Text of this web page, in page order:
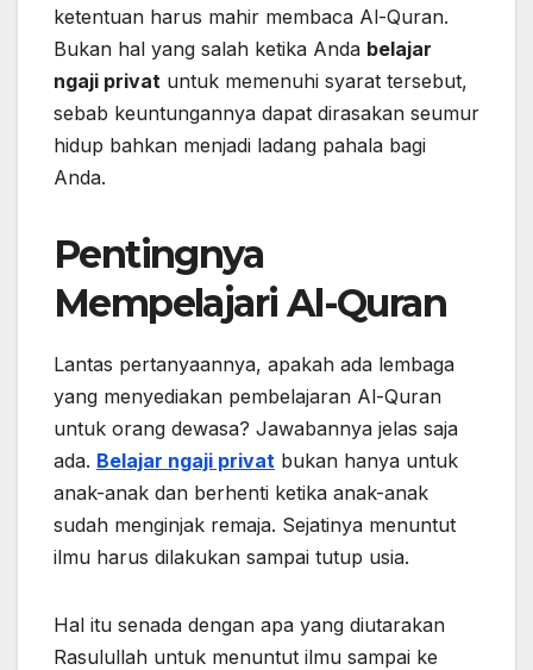
ketentuan harus mahir membaca Al-Quran.
Bukan hal yang salah ketika Anda belajar
ngaji privat untuk memenuhi syarat tersebut,
sebab keuntungannya dapat dirasakan seumur
hidup bahkan menjadi ladang pahala bagi
Anda.
Pentingnya
Mempelajari Al-Quran
Lantas pertanyaannya, apakah ada lembaga
yang menyediakan pembelajaran Al-Quran
untuk orang dewasa? Jawabannya jelas saja
ada. Belajar ngaji privat bukan hanya untuk
anak-anak dan berhenti ketika anak-anak
sudah menginjak remaja. Sejatinya menuntut
ilmu harus dilakukan sampai tutup usia.
Hal itu senada dengan apa yang diutarakan
Rasulullah untuk menuntut ilmu sampai ke